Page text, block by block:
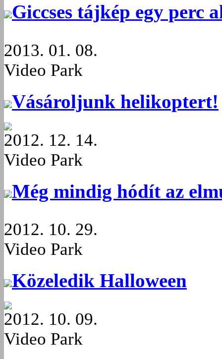
Giccses tájkép egy perc
2013. 01. 08.
Video Park
Vásároljunk helikoptert!
2012. 12. 14.
Video Park
Még mindig hódít az
2012. 10. 29.
Video Park
Közeledik Halloween
2012. 10. 09.
Video Park